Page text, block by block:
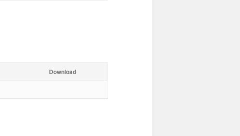
Download